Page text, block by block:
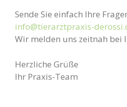
Sende Sie einfach Ihre
info@tierarztpraxis-
Wir melden uns zeitnah bei
Herzliche Grüße
Ihr Praxis-Team